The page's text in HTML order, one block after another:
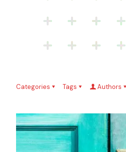
Categories Tags Authors